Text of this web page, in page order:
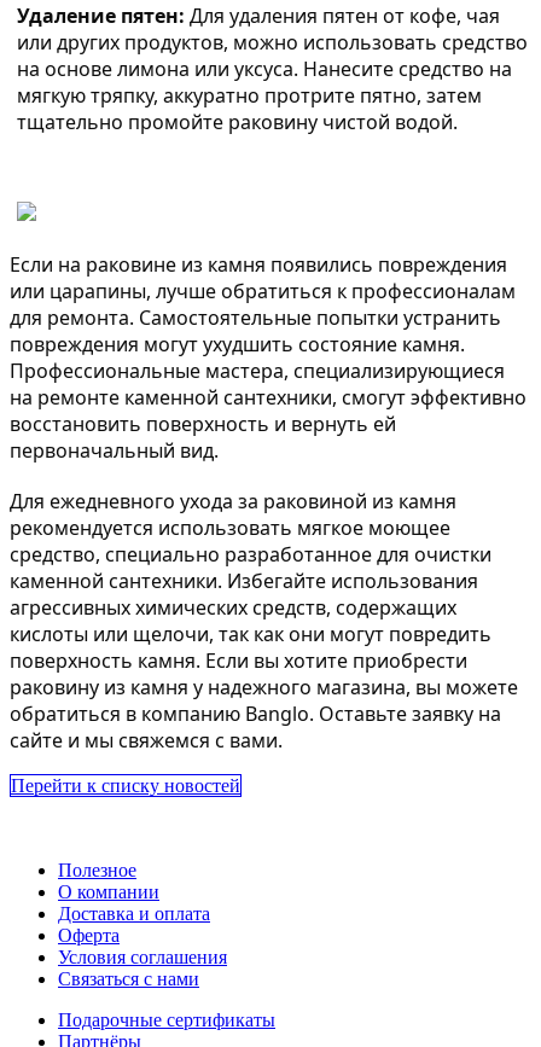
Удаление пятен: Для удаления пятен от кофе, чая
или других продуктов, можно использовать средство
на основе лимона или уксуса. Нанесите средство на
мягкую тряпку, аккуратно протрите пятно, затем
тщательно промойте раковину чистой водой.
Если на раковине из камня появились повреждения
или царапины, лучше обратиться к профессионалам
для ремонта. Самостоятельные попытки устранить
повреждения могут ухудшить состояние камня.
Профессиональные мастера, специализирующиеся
на ремонте каменной сантехники, смогут эффективно
восстановить поверхность и вернуть ей
первоначальный вид.
Для ежедневного ухода за раковиной из камня
рекомендуется использовать мягкое моющее
средство, специально разработанное для очистки
каменной сантехники. Избегайте использования
агрессивных химических средств, содержащих
кислоты или щелочи, так как они могут повредить
поверхность камня. Если вы хотите приобрести
раковину из камня у надежного магазина, вы можете
обратиться в компанию Banglo. Оставьте заявку на
сайте и мы свяжемся с вами.
Перейти к списку новостей
Полезное
О компании
Доставка и оплата
Оферта
Условия соглашения
Связаться с нами
Подарочные сертификаты
Партнёры